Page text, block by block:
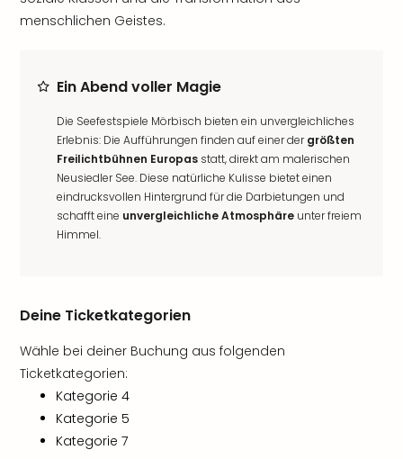
menschlichen Geistes.
Ein Abend voller Magie
Die Seefestspiele Mörbisch bieten ein unvergleichliches
Erlebnis: Die Aufführungen finden auf einer dergrößten
Freilichtbühnen Europas statt, direkt am malerischen
Neusiedler See. Diese natürliche Kulisse bietet einen
eindrucksvollen Hintergrund für die Darbietungen und
schafft eine unvergleichliche Atmosphäre unter freiem
Himmel.
Deine Ticketkategorien
Wähle bei deiner Buchung aus folgenden
Ticketkategorien:
Kategorie 4
Kategorie 5
Kategorie 7